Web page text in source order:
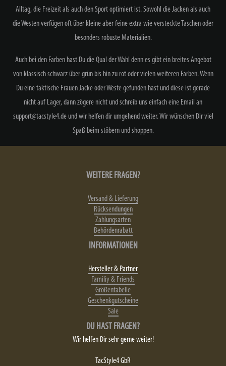
Alltag, die Freizeit als auch den Sport optimiert ist. Sowohl die Jacken als auch
die Westen verfügen oft über kleine aber feine extra wie versteckte Taschen oder
besonders robuste Materialien.
Auch bei den Farben hast Du die Qual der Wahl denn es gibt ein breites Angebot
von klassisch schwarz über grün bis hin zu rot oder vielen weiteren Farben. Wenn
Du eine taktische Frauen Jacke oder Weste gefunden hast und diese ist gerade
nicht auf Lager, dann zögere nicht und schreib uns einfach eine Email an
support@tacstyle4.de und wir helfen dir umgehend weiter. Wir wünschen Dir viel
Spaß beim stöbern und shoppen.
WEITERE FRAGEN?
Versand & Lieferung
Rücksendungen
Zahlungsarten
Behördenrabatt
INFORMATIONEN
Hersteller & Partner
Familiy & Friends
Größentabelle
Geschenkgutscheine
Sale
DU HAST FRAGEN?
Wir helfen Dir sehr gerne weiter!
TacStyle4 GbR